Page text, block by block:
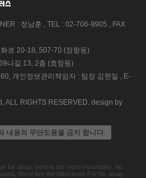
: 정남훈 , TEL : 02-706-9905 , FAX :
로 20-18, 507-70 (장항동)
나길 13, 2층 (효창동)
개인정보관리책임자 : 팀장 김현일 , E-
ALL RIGHTS RESERVED. design by
내용의 무단도용을 금지 합니다.
far away, behind the word mountains, far
there live the blind texts.Far far away,